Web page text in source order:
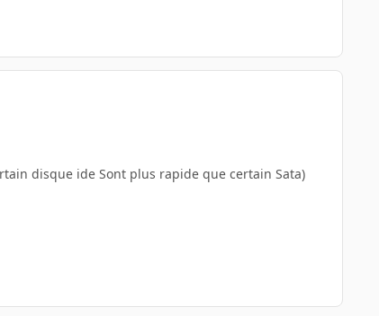
disque ide Sont plus rapide que certain Sata)